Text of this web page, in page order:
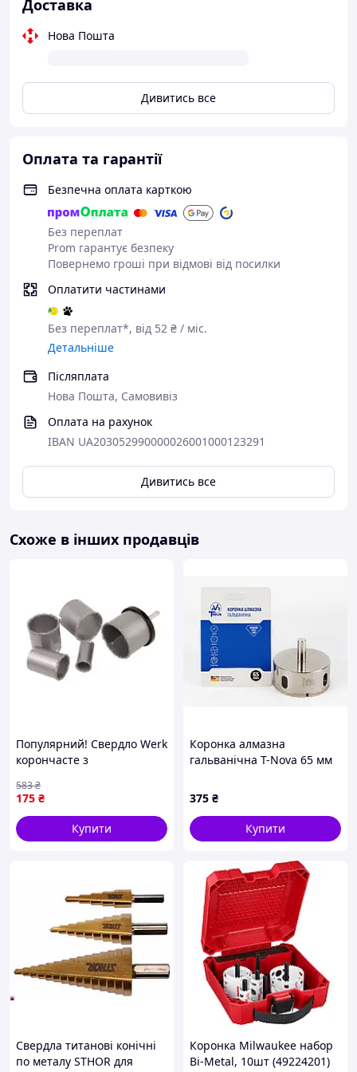
Доставка
Нова Пошта
Дивитись все
Оплата та гарантії
Безпечна оплата карткою
Без переплат
Prom гарантує безпеку
Повернемо гроші при відмові від посилки
Оплатити частинами
Без переплат*, від 52 ₴ / міс.
Детальніше
Післяплата
Нова Пошта, Самовивіз
Оплата на рахунок
IBAN UA203052990000026001000123291
Дивитись все
Схоже в інших продавців
Популярний! Свердло Werk
корончасте з
напиленням 53 мм (77350)
- Краща якість тільки на
Nukleon.com.ua
175 ₴
583₴
Купити
Коронка алмазна
гальванічна T-Nova 65 мм
та скла (під дриль/
шурупокрут) Код/Артикул
01TN60312366
375 ₴
Купити
Свердла титанові конічні
по металу STHOR для
Коронка Milwaukee набор
Bi-Metal, 10шт (49224201)